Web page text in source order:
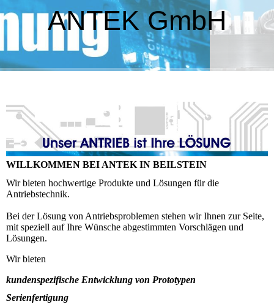
ANTEK GmbH
WILLKOMMEN BEI ANTEK IN BEILSTEIN
Wir bieten hochwertige Produkte und Lösungen für die
Antriebstechnik.
Bei der Lösung von Antriebsproblemen stehen wir Ihnen zur Seite,
mit speziell auf Ihre Wünsche abgestimmten Vorschlägen und
Lösungen.
Wir bieten
kundenspezifische Entwicklung von Prototypen
Serienfertigung